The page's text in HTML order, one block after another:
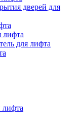
дверей для
лифта
для лифта